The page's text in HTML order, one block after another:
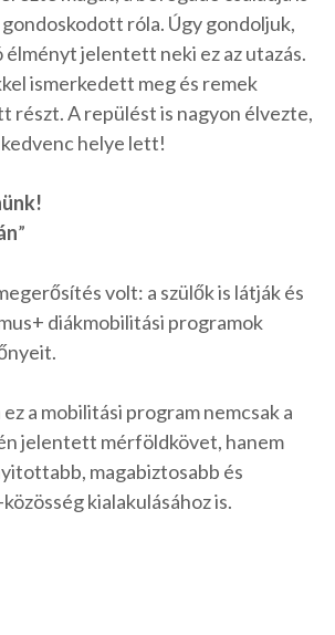
róla. Úgy gondoljuk,
jelentett neki ez az utazás.
ismerkedett meg és remek
részt. A repülést is nagyon élvezte,
kedvenc helye lett!
”
volt: a szülők is látják és
diákmobilitási programok
a mobilitási program nemcsak a
jelentett mérföldkövet, hanem
magabiztosabb és
kialakulásához is.